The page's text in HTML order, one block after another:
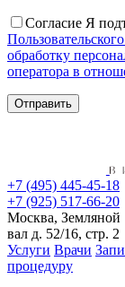
Согласие Я
обработку
оператора в
+7 (495) 445-45-18
+7 (925) 517-66-20
Москва, Земляной
вал д. 52/16, стр. 2
Услуги Врачи
процедуру